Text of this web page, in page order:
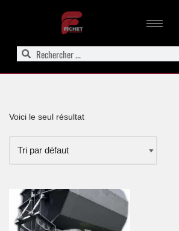
au
contenu
Voici le seul résultat